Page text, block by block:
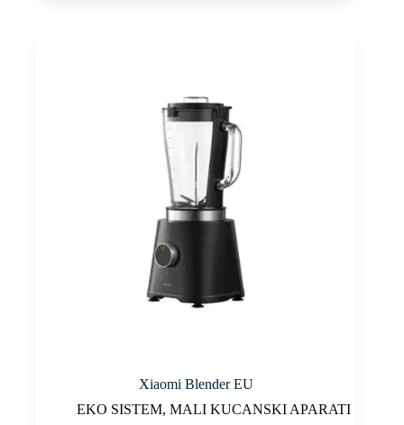
Xiaomi Blender EU
EKO SISTEM,MALI KUCANSKI APARATI